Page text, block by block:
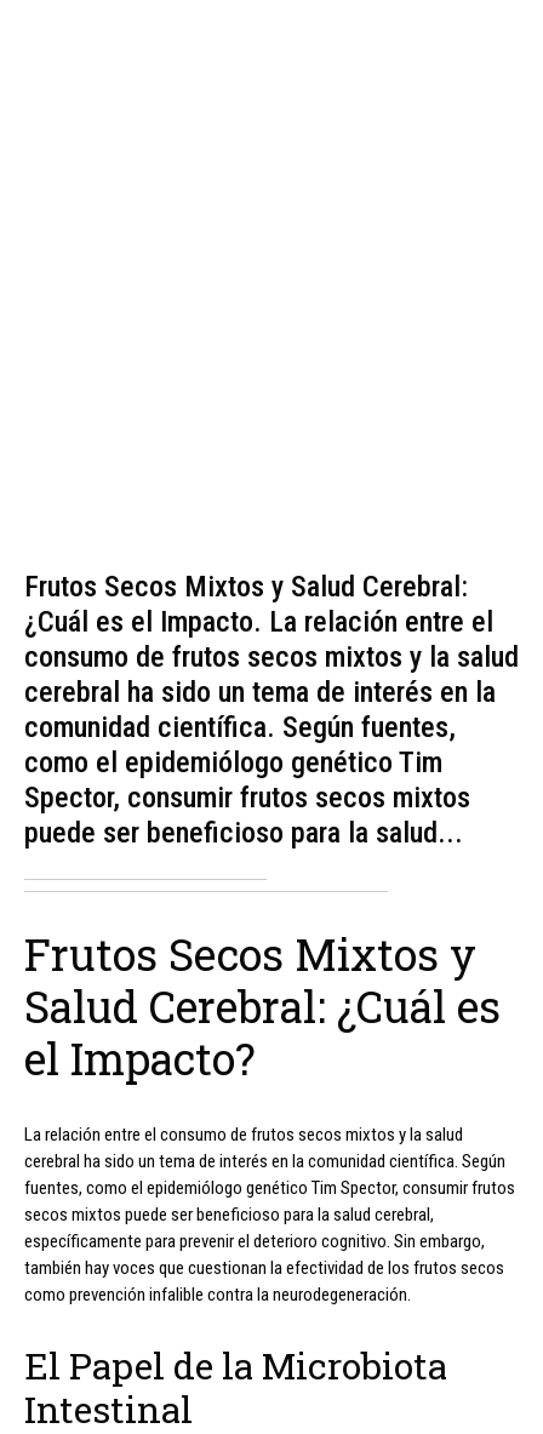
Frutos Secos Mixtos y Salud Cerebral:
¿Cuál es el Impacto. La relación entre el
consumo de frutos secos mixtos y la salud
cerebral ha sido un tema de interés en la
comunidad científica. Según fuentes,
como el epidemiólogo genético Tim
Spector, consumir frutos secos mixtos
puede ser beneficioso para la salud...
Frutos Secos Mixtos y
Salud Cerebral: ¿Cuál es
el Impacto?
La relación entre el consumo de frutos secos mixtos y la salud
cerebral ha sido un tema de interés en la comunidad científica. Según
fuentes, como el epidemiólogo genético Tim Spector, consumir frutos
secos mixtos puede ser beneficioso para la salud cerebral,
específicamente para prevenir el deterioro cognitivo. Sin embargo,
también hay voces que cuestionan la efectividad de los frutos secos
como prevención infalible contra la neurodegeneración.
El Papel de la Microbiota
Intestinal